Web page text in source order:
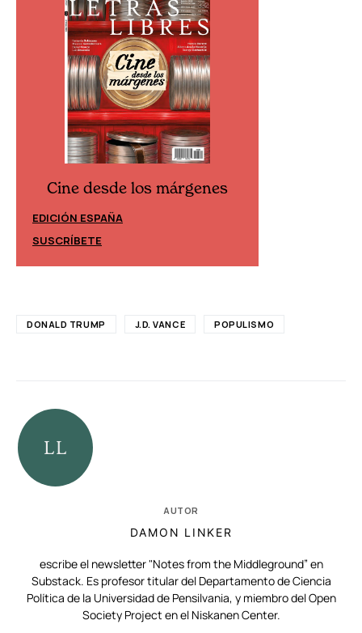
Cine desde los márgenes
EDICIÓN ESPAÑA
SUSCRÍBETE
DONALD TRUMP J.D. VANCE POPULISMO
AUTOR
DAMON LINKER
escribe el newsletter "Notes from the Middleground” en
Substack. Es profesor titular del Departamento de Ciencia
Política de la Universidad de Pensilvania, y miembro del Open
Society Project en el Niskanen Center.